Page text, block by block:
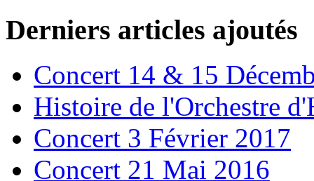
Derniers articles ajoutés
Concert 14 & 15
Histoire de l'Orchestre
Concert 3 Février 2017
Concert 21 Mai 2016